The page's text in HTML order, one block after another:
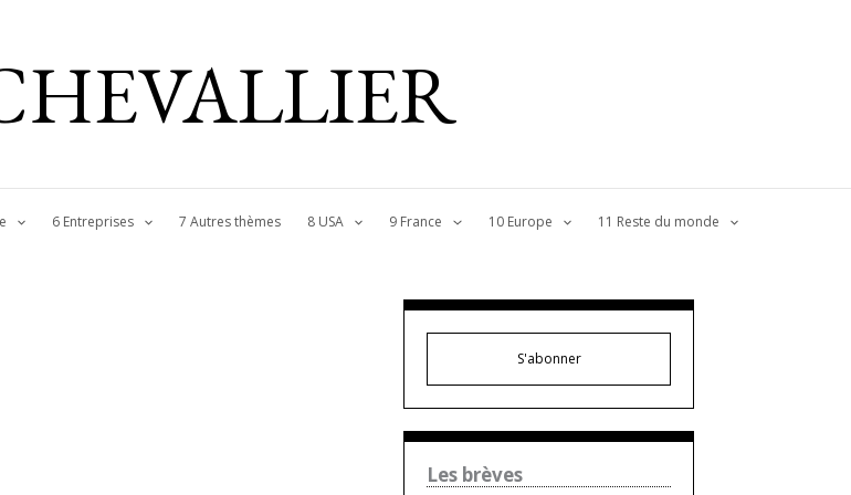
6 Entreprises 7 Autres thèmes 8 USA 9 France 10 Europe 11 Reste du monde
S'abonner
Les brèves